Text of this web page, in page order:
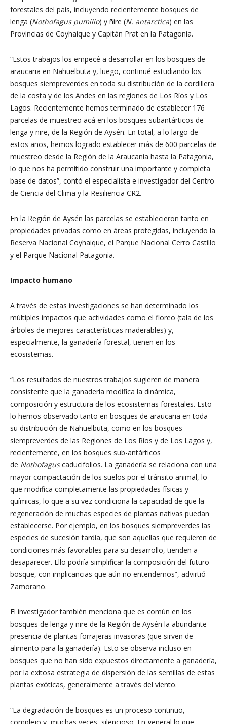
forestales del país, incluyendo recientemente bosques de
lenga (Nothofagus pumilio) y ñire (N. antarctica) en las
Provincias de Coyhaique y Capitán Prat en la Patagonia.
“Estos trabajos los empecé a desarrollar en los bosques de
araucaria en Nahuelbuta y, luego, continué estudiando los
bosques siempreverdes en toda su distribución de la cordillera
de la costa y de los Andes en las regiones de Los Ríos y Los
Lagos. Recientemente hemos terminado de establecer 176
parcelas de muestreo acá en los bosques subantárticos de
lenga y ñire, de la Región de Aysén. En total, a lo largo de
estos años, hemos logrado establecer más de 600 parcelas de
muestreo desde la Región de la Araucanía hasta la Patagonia,
lo que nos ha permitido construir una importante y completa
base de datos”, contó el especialista e investigador del Centro
de Ciencia del Clima y la Resiliencia CR2.
En la Región de Aysén las parcelas se establecieron tanto en
propiedades privadas como en áreas protegidas, incluyendo la
Reserva Nacional Coyhaique, el Parque Nacional Cerro Castillo
y el Parque Nacional Patagonia.
Impacto humano
A través de estas investigaciones se han determinado los
múltiples impactos que actividades como el floreo (tala de los
árboles de mejores características maderables) y,
especialmente, la ganadería forestal, tienen en los
ecosistemas.
“Los resultados de nuestros trabajos sugieren de manera
consistente que la ganadería modifica la dinámica,
composición y estructura de los ecosistemas forestales. Esto
lo hemos observado tanto en bosques de araucaria en toda
su distribución de Nahuelbuta, como en los bosques
siempreverdes de las Regiones de Los Ríos y de Los Lagos y,
recientemente, en los bosques sub-antárticos
de Nothofaguscaducifolios. La ganadería se relaciona con una
mayor compactación de los suelos por el tránsito animal, lo
que modifica completamente las propiedades físicas y
químicas, lo que a su vez condiciona la capacidad de que la
regeneración de muchas especies de plantas nativas puedan
establecerse. Por ejemplo, en los bosques siempreverdes las
especies de sucesión tardía, que son aquellas que requieren de
condiciones más favorables para su desarrollo, tienden a
desaparecer. Ello podría simplificar la composición del futuro
bosque, con implicancias que aún no entendemos”, advirtió
Zamorano.
El investigador también menciona que es común en los
bosques de lenga y ñire de la Región de Aysén la abundante
presencia de plantas forrajeras invasoras (que sirven de
alimento para la ganadería). Esto se observa incluso en
bosques que no han sido expuestos directamente a ganadería,
por la exitosa estrategia de dispersión de las semillas de estas
plantas exóticas, generalmente a través del viento.
“La degradación de bosques es un proceso continuo,